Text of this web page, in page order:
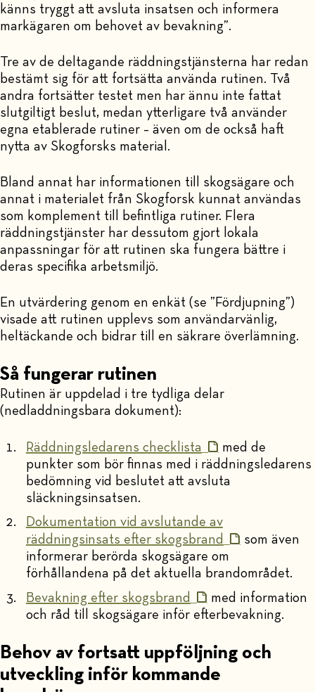
känns tryggt att avsluta insatsen och informera
markägaren om behovet av bevakning”.
Tre av de deltagande räddningstjänsterna har redan
bestämt sig för att fortsätta använda rutinen. Två
andra fortsätter testet men har ännu inte fattat
slutgiltigt beslut, medan ytterligare två använder
egna etablerade rutiner – även om de också haft
nytta av Skogforsks material.
Bland annat har informationen till skogsägare och
annat i materialet från Skogforsk kunnat användas
som komplement till befintliga rutiner. Flera
räddningstjänster har dessutom gjort lokala
anpassningar för att rutinen ska fungera bättre i
deras specifika arbetsmiljö.
En utvärdering genom en enkät (se ”Fördjupning”)
visade att rutinen upplevs som användarvänlig,
heltäckande och bidrar till en säkrare överlämning.
Så fungerar rutinen
Rutinen är uppdelad i tre tydliga delar
(nedladdningsbara dokument):
Räddningsledarens checklista
med de
punkter som bör finnas med i räddningsledarens
bedömning vid beslutet att avsluta
släckningsinsatsen.
Dokumentation vid avslutande av
räddningsinsats efter skogsbrand
som även
informerar berörda skogsägare om
förhållandena på det aktuella brandområdet.
Bevakning efter skogsbrand
med information
och råd till skogsägare inför efterbevakning.
Behov av fortsatt uppföljning och
utveckling inför kommande